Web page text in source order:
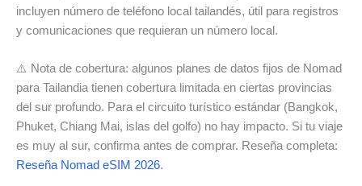
incluyen número de teléfono local tailandés, útil para registros
y comunicaciones que requieran un número local.
⚠️ Nota de cobertura: algunos planes de datos fijos de Nomad
para Tailandia tienen cobertura limitada en ciertas provincias
del sur profundo. Para el circuito turístico estándar (Bangkok,
Phuket, Chiang Mai, islas del golfo) no hay impacto. Si tu viaje
es muy al sur, confirma antes de comprar. Reseña completa:
Reseña Nomad eSIM 2026.